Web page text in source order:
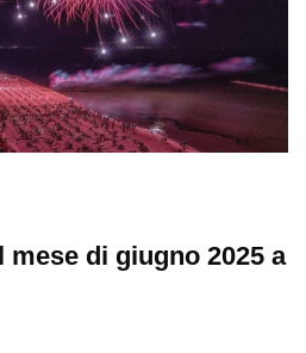
di giugno 2025 a